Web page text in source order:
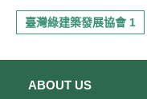
車：252、209、505、
新店大坪林公車站下車
https://
場109/9/18（星期五）12
https://
臺灣綠建築發展協會 1
ABOUT US